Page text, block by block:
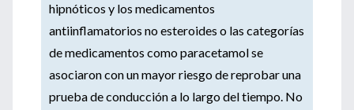
hipnóticos y los medicamentos
antiinflamatorios no esteroides o las categorías
de medicamentos como paracetamol se
asociaron con un mayor riesgo de reprobar una
prueba de conducción a lo largo del tiempo. No